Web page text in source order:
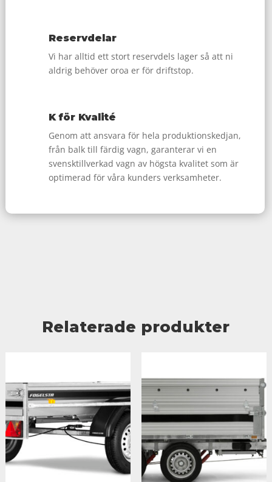
Reservdelar
Vi har alltid ett stort reservdels lager så att ni
aldrig behöver oroa er för driftstop.
K för Kvalité
Genom att ansvara för hela produktionskedjan,
från balk till färdig vagn, garanterar vi en
svensktillverkad vagn av högsta kvalitet som är
optimerad för våra kunders verksamheter.
Relaterade produkter